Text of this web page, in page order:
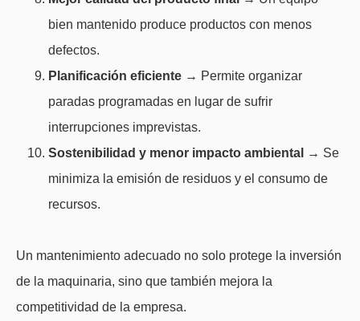
bien mantenido produce productos con menos
defectos.
Planificación eficiente → Permite organizar
paradas programadas en lugar de sufrir
interrupciones imprevistas.
Sostenibilidad y menor impacto ambiental
→ Se
minimiza la emisión de residuos y el consumo de
recursos.
Un mantenimiento adecuado no solo protege la inversión
de la maquinaria, sino que también mejora la
competitividad de la empresa.